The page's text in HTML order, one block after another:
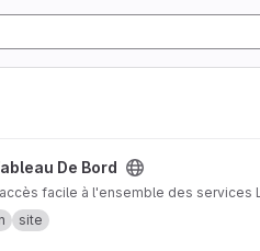
De Bord
facile à l'ensemble des services
site